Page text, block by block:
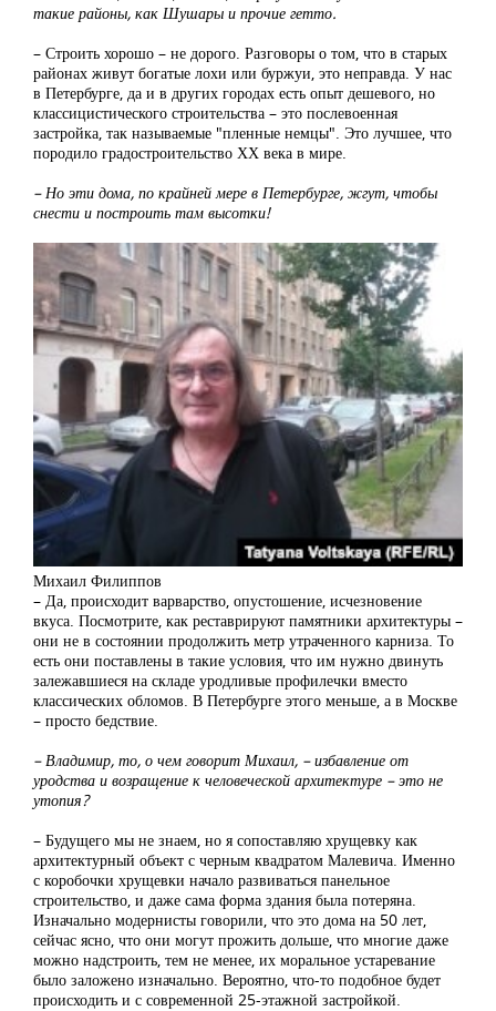
такие районы, как Шушары и прочие гетто.
– Строить хорошо – не дорого. Разговоры о том, что в старых
районах живут богатые лохи или буржуи, это неправда. У нас
в Петербурге, да и в других городах есть опыт дешевого, но
классицистического строительства – это послевоенная
застройка, так называемые "пленные немцы". Это лучшее, что
породило градостроительство ХХ века в мире.
– Но эти дома, по крайней мере в Петербурге, жгут, чтобы
снести и построить там высотки!
Михаил Филиппов
– Да, происходит варварство, опустошение, исчезновение
вкуса. Посмотрите, как реставрируют памятники архитектуры –
они не в состоянии продолжить метр утраченного карниза. То
есть они поставлены в такие условия, что им нужно двинуть
залежавшиеся на складе уродливые профилечки вместо
классических обломов. В Петербурге этого меньше, а в Москве
– просто бедствие.
– Владимир, то, о чем говорит Михаил, – избавление от
уродства и возращение к человеческой архитектуре – это не
утопия?
– Будущего мы не знаем, но я сопоставляю хрущевку как
архитектурный объект с черным квадратом Малевича. Именно
с коробочки хрущевки начало развиваться панельное
строительство, и даже сама форма здания была потеряна.
Изначально модернисты говорили, что это дома на 50 лет,
сейчас ясно, что они могут прожить дольше, что многие даже
можно надстроить, тем не менее, их моральное устаревание
было заложено изначально. Вероятно, что-то подобное будет
происходить и с современной 25-этажной застройкой.